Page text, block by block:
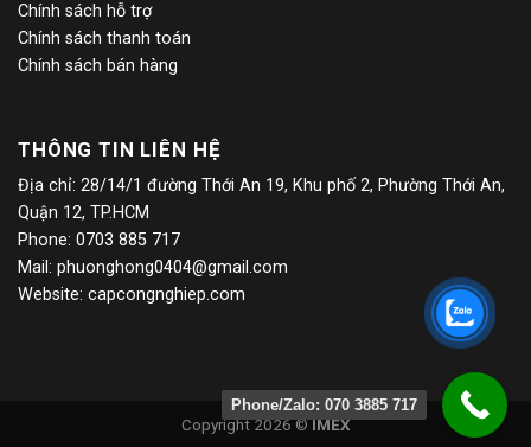
Chính sách hỗ trợ
Chính sách thanh toán
Chính sách bán hàng
THÔNG TIN LIÊN HỆ
Địa chỉ: 28/14/1 đường Thới An 19, Khu phố 2, Phường Thới An,
Quận 12, TP.HCM
Phone: 0703 885 717
Mail: phuonghong0404@gmail.com
Website: capcongnghiep.com
Copyright 2026 ©IMEX
Phone/Zalo: 070 3885 717